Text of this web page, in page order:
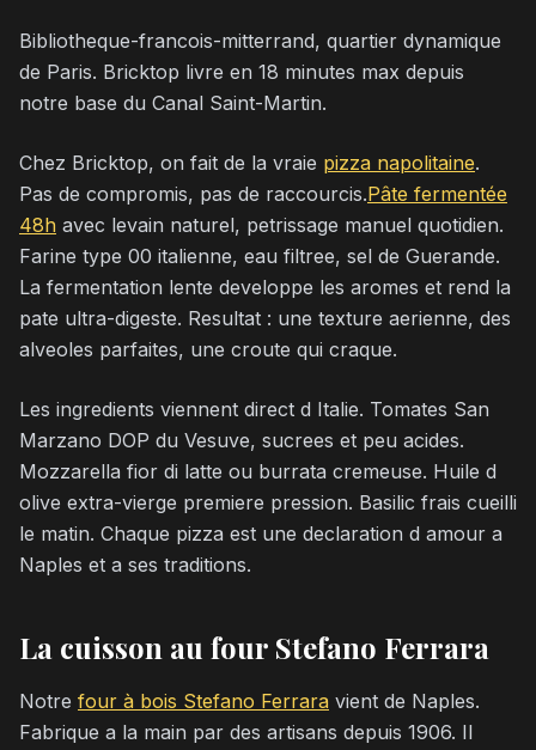
Bibliotheque-francois-mitterrand, quartier dynamique
de Paris. Bricktop livre en 18 minutes max depuis
notre base du Canal Saint-Martin.
Chez Bricktop, on fait de la vraie pizza napolitaine.
Pas de compromis, pas de raccourcis.Pâte fermentée
48h avec levain naturel, petrissage manuel quotidien.
Farine type 00 italienne, eau filtree, sel de Guerande.
La fermentation lente developpe les aromes et rend la
pate ultra-digeste. Resultat : une texture aerienne, des
alveoles parfaites, une croute qui craque.
Les ingredients viennent direct d Italie. Tomates San
Marzano DOP du Vesuve, sucrees et peu acides.
Mozzarella fior di latte ou burrata cremeuse. Huile d
olive extra-vierge premiere pression. Basilic frais cueilli
le matin. Chaque pizza est une declaration d amour a
Naples et a ses traditions.
La cuisson au four Stefano Ferrara
Notre four à bois Stefano Ferrara vient de Naples.
Fabrique a la main par des artisans depuis 1906. Il